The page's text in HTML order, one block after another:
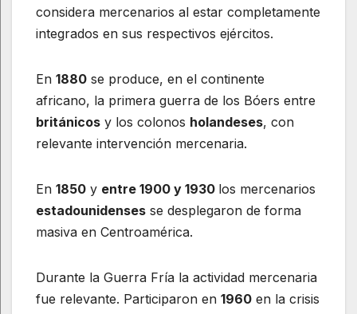
considera mercenarios al estar completamente
integrados en sus respectivos ejércitos.
En 1880 se produce, en el continente
africano, la primera guerra de los Bóers entre
británicos y los colonos holandeses, con
relevante intervención mercenaria.
En 1850 y entre 1900 y 1930 los mercenarios
estadounidenses se desplegaron de forma
masiva en Centroamérica.
Durante la Guerra Fría la actividad mercenaria
fue relevante. Participaron en 1960 en la crisis